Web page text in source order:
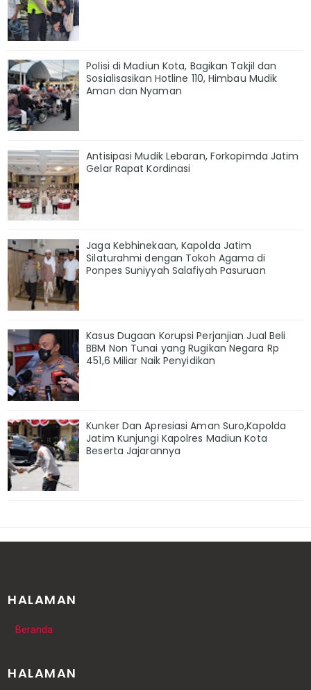
Polisi di Madiun Kota, Bagikan Takjil dan
Sosialisasikan Hotline 110, Himbau Mudik
Aman dan Nyaman
Antisipasi Mudik Lebaran, Forkopimda Jatim
Gelar Rapat Kordinasi
Jaga Kebhinekaan, Kapolda Jatim
Silaturahmi dengan Tokoh Agama di
Ponpes Suniyyah Salafiyah Pasuruan
Kasus Dugaan Korupsi Perjanjian Jual Beli
BBM Non Tunai yang Rugikan Negara Rp
451,6 Miliar Naik Penyidikan
Kunker Dan Apresiasi Aman Suro,Kapolda
Jatim Kunjungi Kapolres Madiun Kota
Beserta Jajarannya
HALAMAN
Beranda
HALAMAN